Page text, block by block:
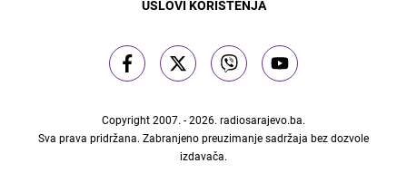
USLOVI KORIŠTENJA
Copyright 2007. - 2026. radiosarajevo.ba.
Sva prava pridržana. Zabranjeno preuzimanje sadržaja bez dozvole
izdavača.